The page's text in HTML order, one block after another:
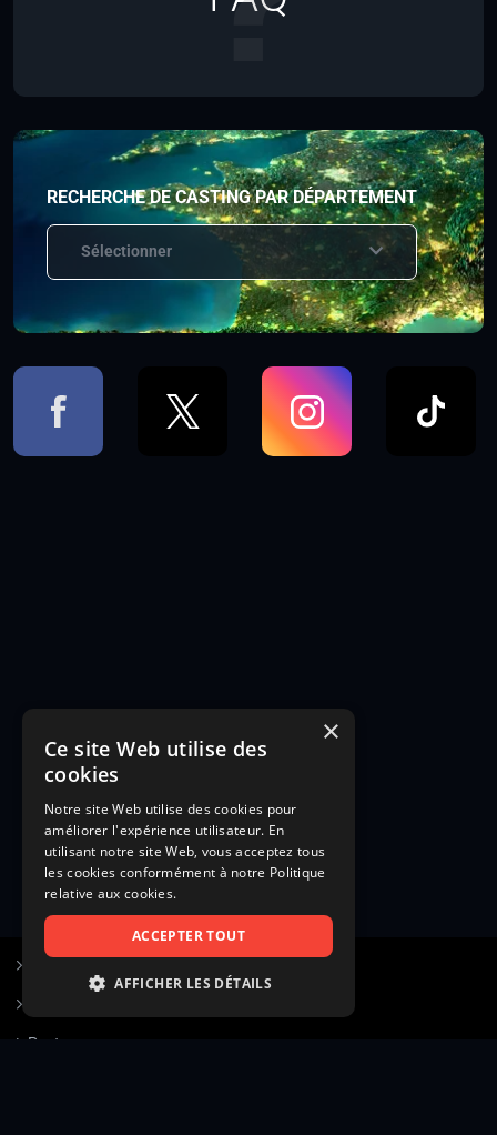
RECHERCHE DE CASTING PAR DÉPARTEMENT
Sélectionner
Poster une annonce
×
Ce site Web utilise des
cookies
Notre site Web utilise des cookies pour
améliorer l'expérience utilisateur. En
utilisant notre site Web, vous acceptez tous
les cookies conformément à notre Politique
relative aux cookies.
ACCEPTER TOUT
AFFICHER LES DÉTAILS